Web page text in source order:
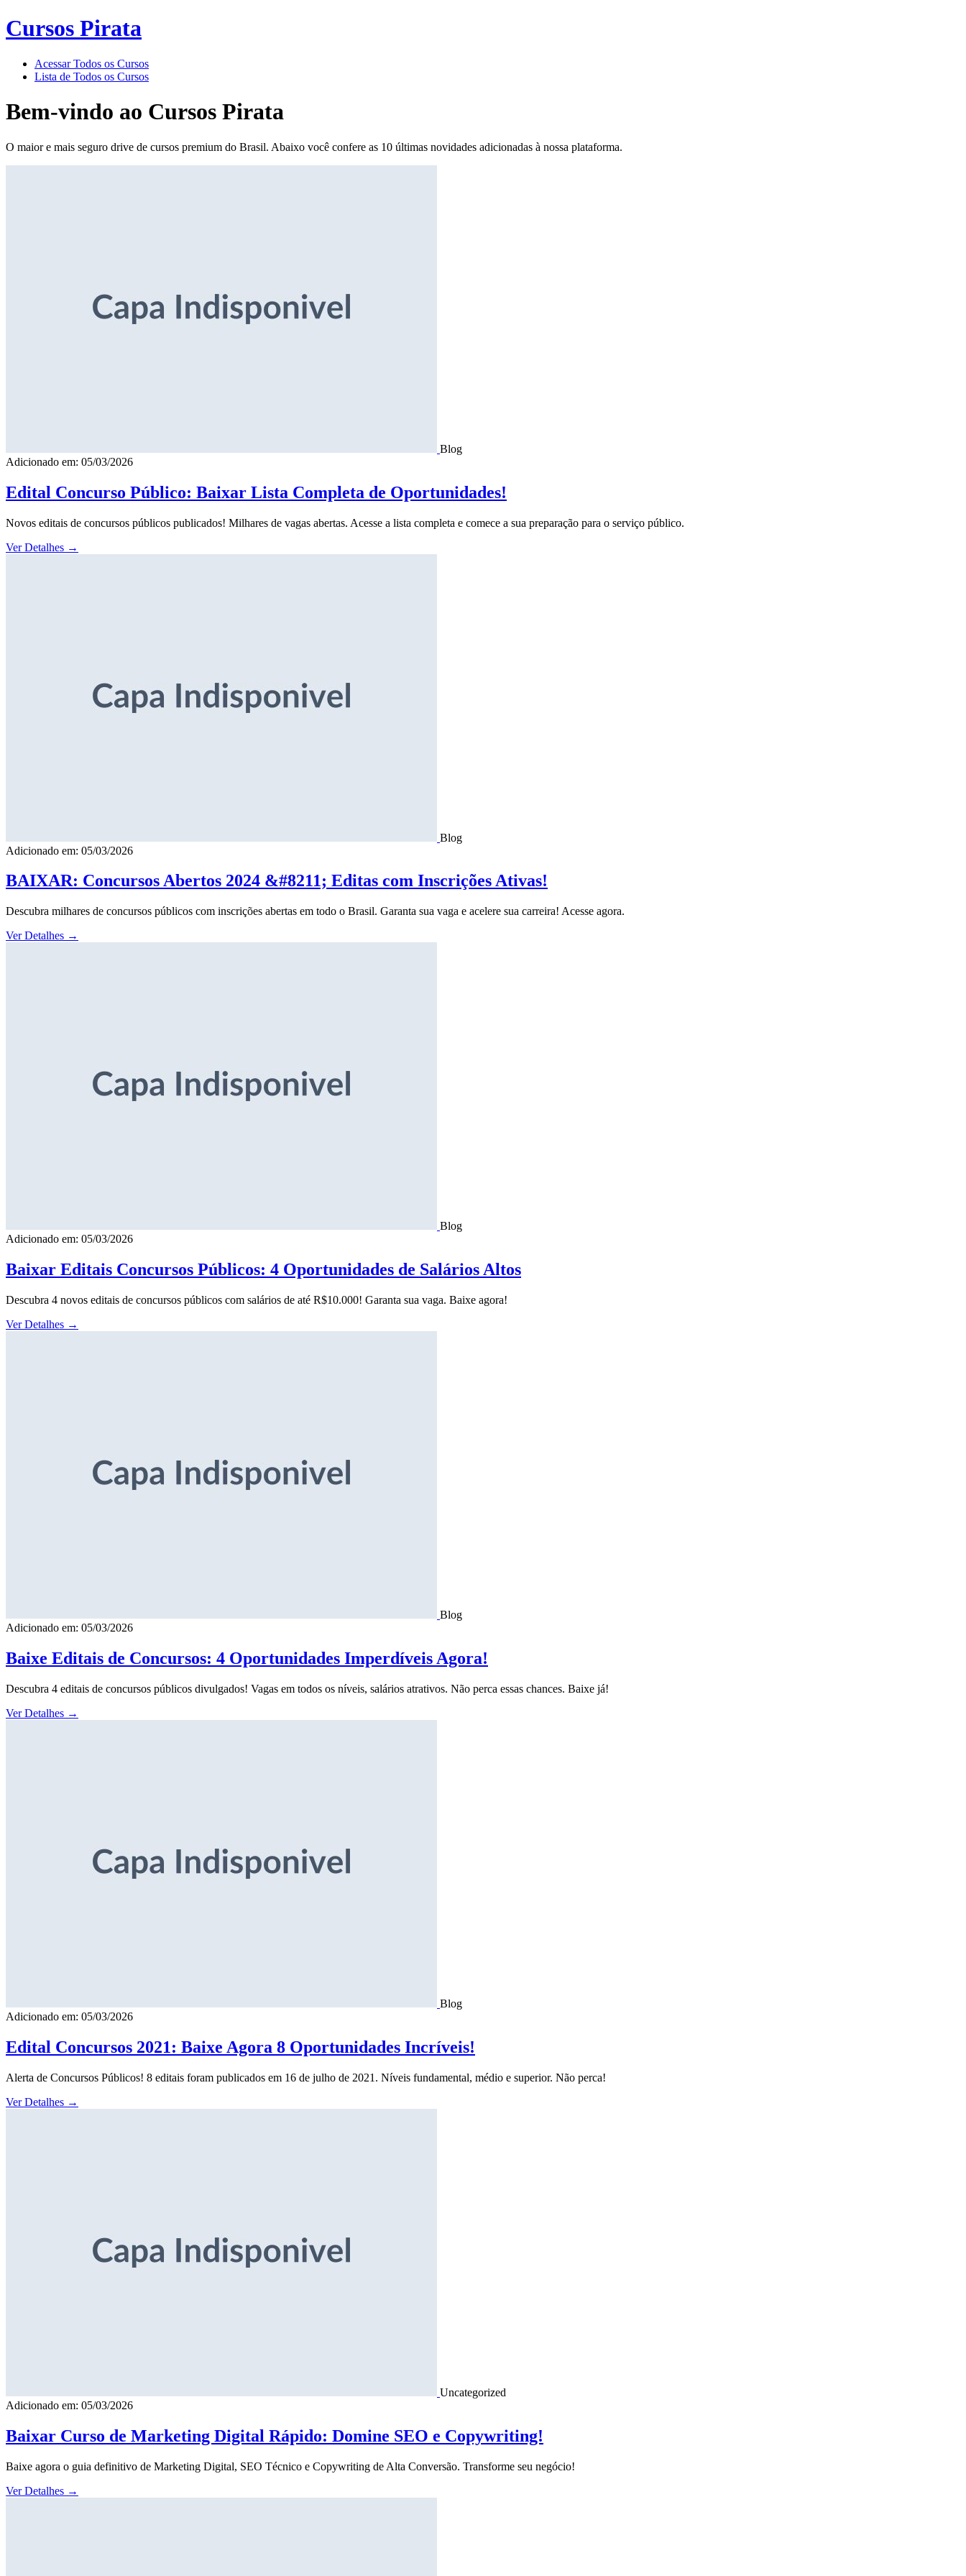
Cursos Pirata
Acessar Todos os Cursos
Lista de Todos os Cursos
Bem-vindo ao Cursos Pirata
O maior e mais seguro drive de cursos premium do Brasil. Abaixo você confere as 10 últimas novidades adicionadas à nossa plataforma.
Blog
Adicionado em: 05/03/2026
Edital Concurso Público: Baixar Lista Completa de Oportunidades!
Novos editais de concursos públicos publicados! Milhares de vagas abertas. Acesse a lista completa e comece a sua preparação para o serviço público.
Ver Detalhes →
Blog
Adicionado em: 05/03/2026
BAIXAR: Concursos Abertos 2024 &#8211; Editas com Inscrições Ativas!
Descubra milhares de concursos públicos com inscrições abertas em todo o Brasil. Garanta sua vaga e acelere sua carreira! Acesse agora.
Ver Detalhes →
Blog
Adicionado em: 05/03/2026
Baixar Editais Concursos Públicos: 4 Oportunidades de Salários Altos
Descubra 4 novos editais de concursos públicos com salários de até R$10.000! Garanta sua vaga. Baixe agora!
Ver Detalhes →
Blog
Adicionado em: 05/03/2026
Baixe Editais de Concursos: 4 Oportunidades Imperdíveis Agora!
Descubra 4 editais de concursos públicos divulgados! Vagas em todos os níveis, salários atrativos. Não perca essas chances. Baixe já!
Ver Detalhes →
Blog
Adicionado em: 05/03/2026
Edital Concursos 2021: Baixe Agora 8 Oportunidades Incríveis!
Alerta de Concursos Públicos! 8 editais foram publicados em 16 de julho de 2021. Níveis fundamental, médio e superior. Não perca!
Ver Detalhes →
Uncategorized
Adicionado em: 05/03/2026
Baixar Curso de Marketing Digital Rápido: Domine SEO e Copywriting!
Baixe agora o guia definitivo de Marketing Digital, SEO Técnico e Copywriting de Alta Conversão. Transforme seu negócio!
Ver Detalhes →